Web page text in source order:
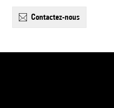
contactez-nous